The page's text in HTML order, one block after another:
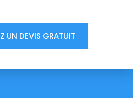
UN DEVIS GRATUIT